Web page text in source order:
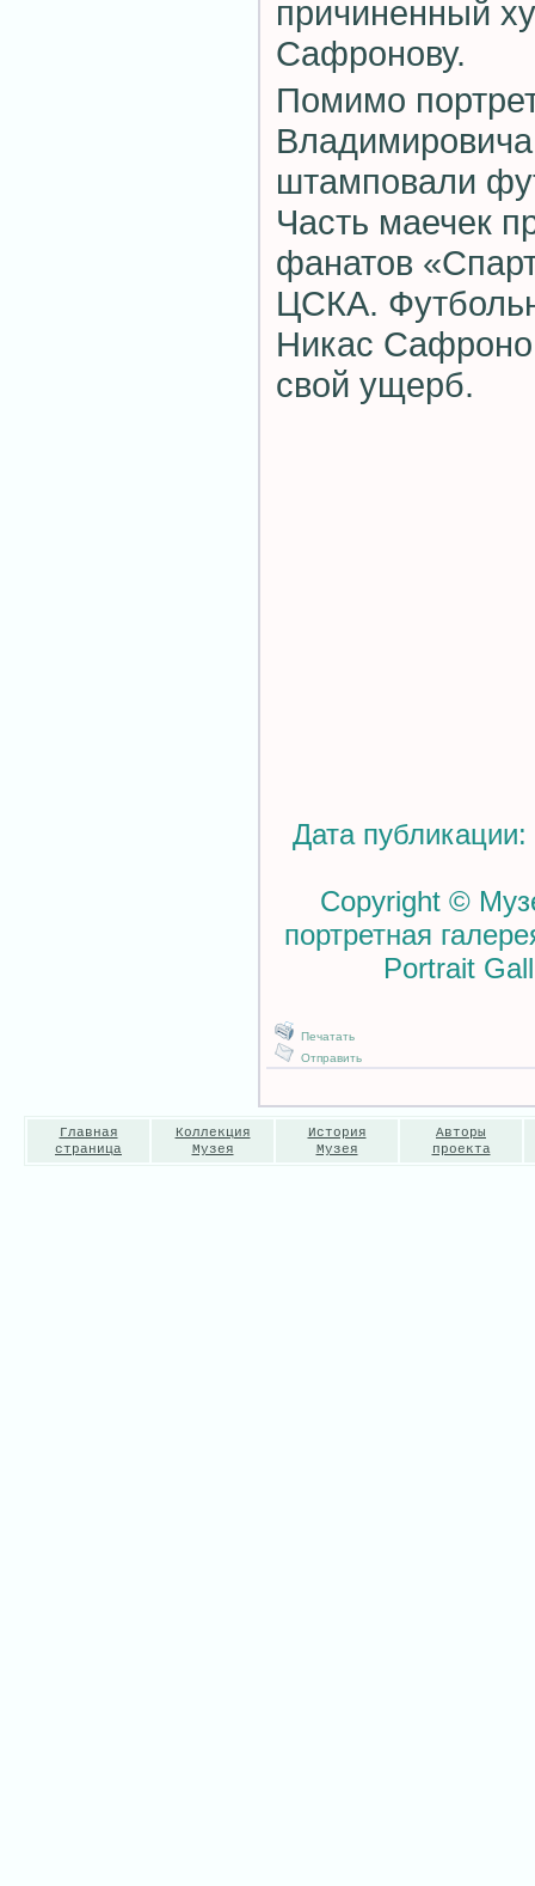
причиненный
Сафронову.
Помимо
штамповали
Часть маечек
фанатов
ЦСКА.
Никас
свой ущерб.
Дата
Copyright ©
портретная
Portrait
Печатать
Отправить
Главная
страница
Коллекция
Музея
История
Музея
Авторы
проекта